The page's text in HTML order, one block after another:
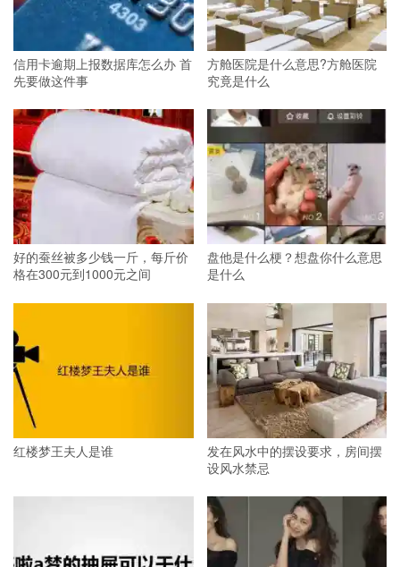
信用卡逾期上报数据库怎么办 首
先要做这件事
方舱医院是什么意思?方舱医院
究竟是什么
好的蚕丝被多少钱一斤，每斤价
格在300元到1000元之间
盘他是什么梗？想盘你什么意思
是什么
红楼梦王夫人是谁
发在风水中的摆设要求，房间摆
设风水禁忌